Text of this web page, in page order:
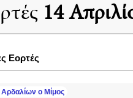
14
Εορτές
Αρδαλίων ο Μίμος